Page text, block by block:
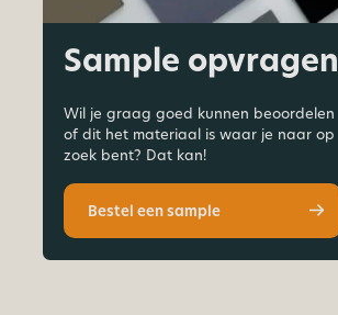
Sample opvragen
Wil je graag goed kunnen beoordelen
of dit het materiaal is waar je naar op
zoek bent? Dat kan!
Bestel een sample